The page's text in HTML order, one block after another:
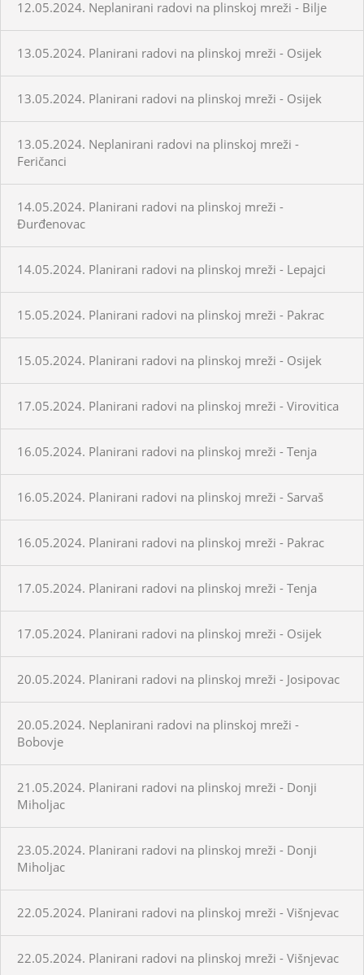
12.05.2024. Neplanirani radovi na plinskoj mreži - Bilje
13.05.2024. Planirani radovi na plinskoj mreži - Osijek
13.05.2024. Planirani radovi na plinskoj mreži - Osijek
13.05.2024. Neplanirani radovi na plinskoj mreži -
Feričanci
14.05.2024. Planirani radovi na plinskoj mreži -
Đurđenovac
14.05.2024. Planirani radovi na plinskoj mreži - Lepajci
15.05.2024. Planirani radovi na plinskoj mreži - Pakrac
15.05.2024. Planirani radovi na plinskoj mreži - Osijek
17.05.2024. Planirani radovi na plinskoj mreži - Virovitica
16.05.2024. Planirani radovi na plinskoj mreži - Tenja
16.05.2024. Planirani radovi na plinskoj mreži - Sarvaš
16.05.2024. Planirani radovi na plinskoj mreži - Pakrac
17.05.2024. Planirani radovi na plinskoj mreži - Tenja
17.05.2024. Planirani radovi na plinskoj mreži - Osijek
20.05.2024. Planirani radovi na plinskoj mreži - Josipovac
20.05.2024. Neplanirani radovi na plinskoj mreži -
Bobovje
21.05.2024. Planirani radovi na plinskoj mreži - Donji
Miholjac
23.05.2024. Planirani radovi na plinskoj mreži - Donji
Miholjac
22.05.2024. Planirani radovi na plinskoj mreži - Višnjevac
22.05.2024. Planirani radovi na plinskoj mreži - Višnjevac